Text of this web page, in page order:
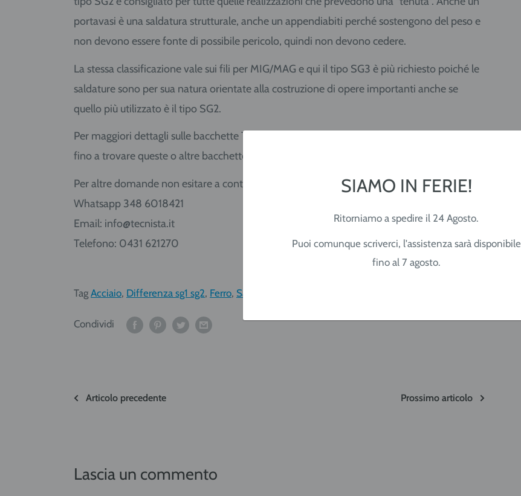
SIAMO IN FERIE!
Ritorniamo a spedire il 24 Agosto.
Puoi comunque scriverci, l'assistenza sarà disponibile
fino al 7 agosto.
portavasi è una saldatura strutturale, anche un appendiabiti perché sostengono del peso e
non devono essere fonte di possibile pericolo, quindi non devono cedere.
La stessa classificazione vale sui fili per MIG/MAG e qui il tipo SG3 è più richiesto poiché le
saldature sono per sua natura orientate alla costruzione di opere importanti anche se
quello più utilizzato è il tipo SG2.
Per maggiori dettagli sulle bacchette TIG consigliamo di andare al
fino a trovare queste o altre bacchette di tuo interesse.
Per altre domande non esitare a contattarci!
Whatsapp 348 6018421
Email: info@tecnista.it
Telefono: 0431 621270
Tag Acciaio, Differenza sg1 sg2, Ferro, Saldatura
Condividi
Articolo precedente Prossimo articolo
Lascia un commento